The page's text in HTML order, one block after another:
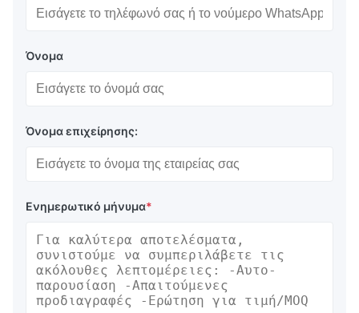
Όνομα
Όνομα επιχείρησης:
Ενημερωτικό μήνυμα*